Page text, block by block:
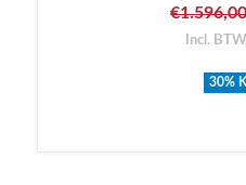
Incl.
30%